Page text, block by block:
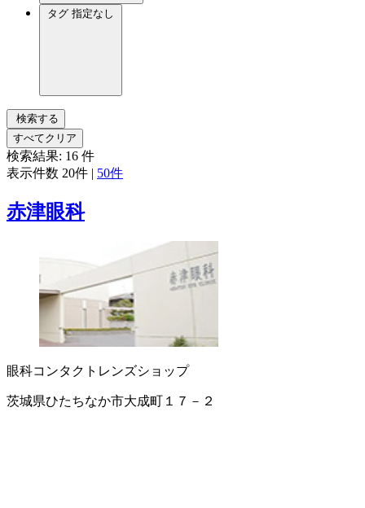
タグ 指定なし
検索する
すべてクリア
検索結果: 16 件
表示件数 20件 | 50件
赤津眼科
眼科コンタクトレンズショップ
茨城県ひたちなか市大成町１７－２